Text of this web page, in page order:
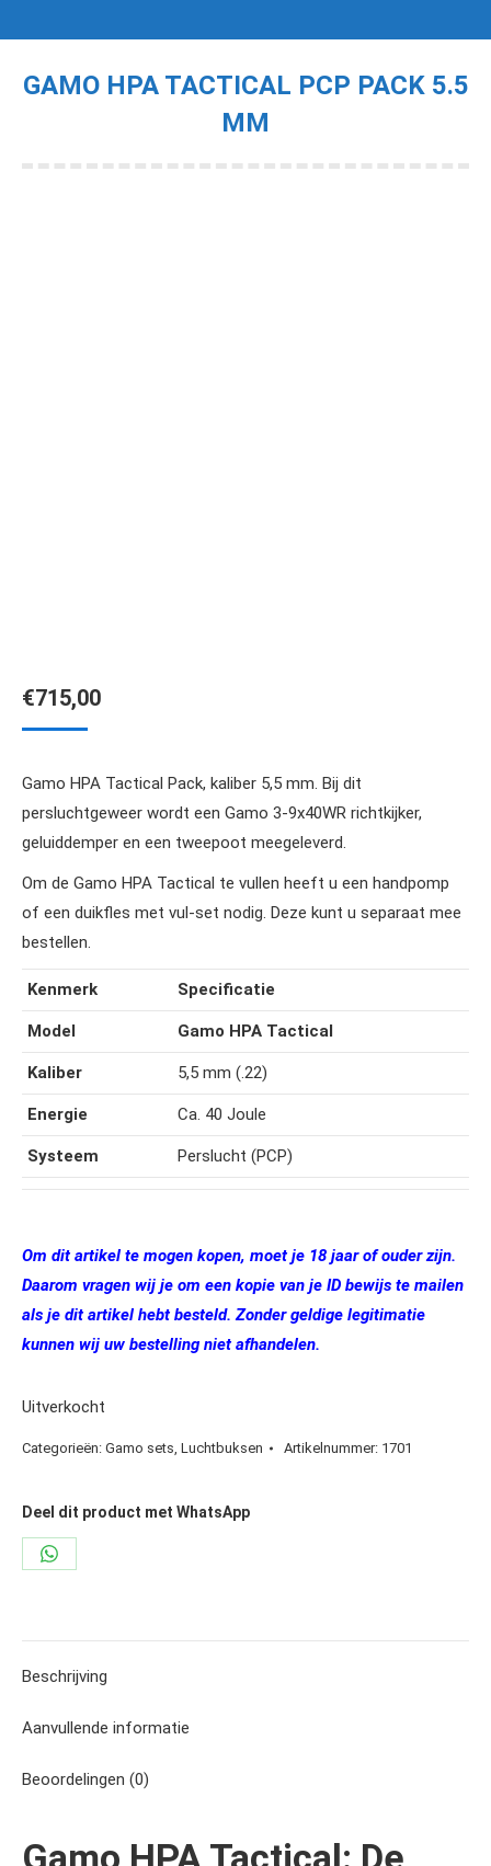
GAMO HPA TACTICAL PCP PACK 5.5
MM
€715,00
Gamo HPA Tactical Pack, kaliber 5,5 mm. Bij dit
persluchtgeweer wordt een Gamo 3-9x40WR richtkijker,
geluiddemper en een tweepoot meegeleverd.
Om de Gamo HPA Tactical te vullen heeft u een handpomp
of een duikfles met vul-set nodig. Deze kunt u separaat mee
bestellen.
Kenmerk Specificatie
Model Gamo HPA Tactical
Kaliber 5,5 mm (.22)
Energie Ca. 40 Joule
Systeem Perslucht (PCP)
Om dit artikel te mogen kopen, moet je 18 jaar of ouder zijn.
Daarom vragen wij je om een kopie van je ID bewijs te mailen
als je dit artikel hebt besteld. Zonder geldige legitimatie
kunnen wij uw bestelling niet afhandelen.
Uitverkocht
Categorieën: Gamo sets, Luchtbuksen Artikelnummer: 1701
Deel dit product met WhatsApp
Share
Beschrijving
Aanvullende informatie
Beoordelingen (0)
Gamo HPA Tactical: De